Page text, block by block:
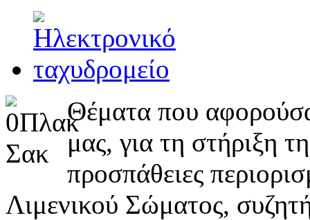
Θέματα που
μας, για τη στήριξη
προσπάθειες
Λιμενικού Σώματος,